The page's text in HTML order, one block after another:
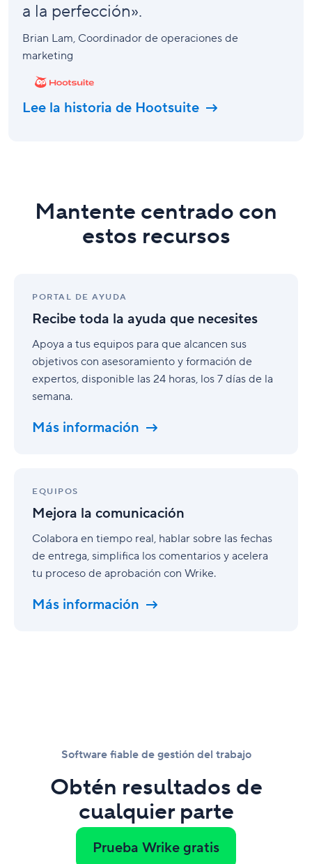
a la perfección».
Brian Lam, Coordinador de operaciones de
marketing
Lee la historia de Hootsuite
Mantente centrado con
estos recursos
PORTAL DE AYUDA
Recibe toda la ayuda que necesites
Apoya a tus equipos para que alcancen sus
objetivos con asesoramiento y formación de
expertos, disponible las 24 horas, los 7 días de la
semana.
Más información
toda
ayuda
que
necesites
EQUIPOS
Mejora la comunicación
Colabora en tiempo real, hablar sobre las fechas
de entrega, simplifica los comentarios y acelera
tu proceso de aprobación con Wrike.
Más información
comunicación
Obtén resultados de
cualquier parte
Software fiable de gestión del trabajo
Prueba Wrike gratis